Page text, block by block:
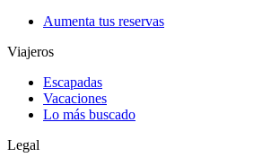
Aumenta tus reservas
Viajeros
Escapadas
Vacaciones
Lo más buscado
Legal